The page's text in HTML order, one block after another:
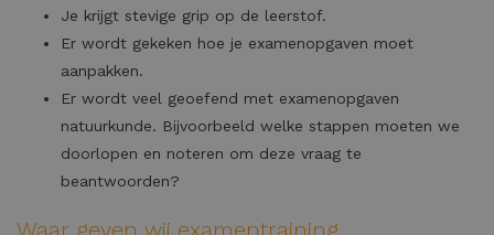
Je krijgt stevige grip op de leerstof.
Er wordt gekeken hoe je examenopgaven moet
aanpakken.
Er wordt veel geoefend met examenopgaven
natuurkunde. Bijvoorbeeld welke stappen moeten we
doorlopen en noteren om deze vraag te
beantwoorden?
Waar geven wij examentraining